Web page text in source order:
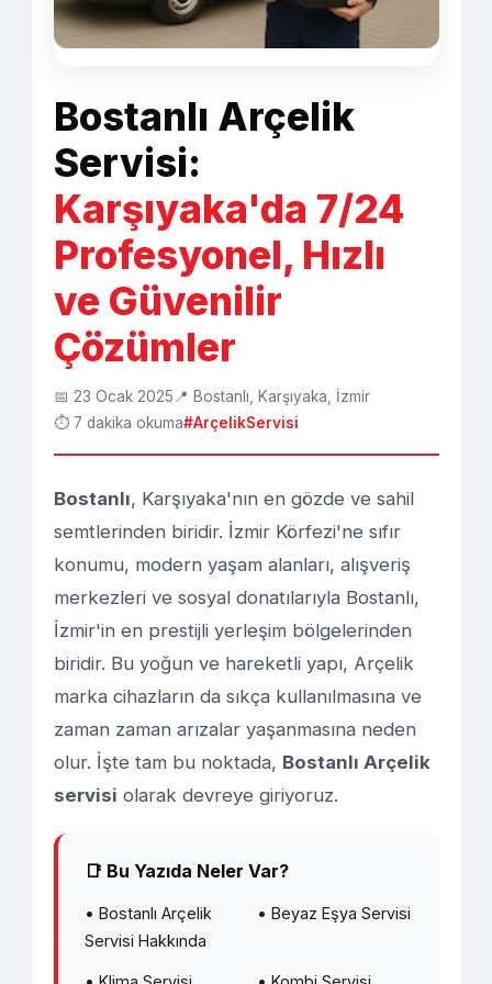
Bostanlı Arçelik
Servisi:
Karşıyaka'da 7/24
Profesyonel, Hızlı
ve Güvenilir
Çözümler
📅 23 Ocak 2025 📍 Bostanlı, Karşıyaka, İzmir
⏱️ 7 dakika okuma#ArçelikServisi
Bostanlı, Karşıyaka'nın en gözde ve sahil
semtlerinden biridir. İzmir Körfezi'ne sıfır
konumu, modern yaşam alanları, alışveriş
merkezleri ve sosyal donatılarıyla Bostanlı,
İzmir'in en prestijli yerleşim bölgelerinden
biridir. Bu yoğun ve hareketli yapı, Arçelik
marka cihazların da sıkça kullanılmasına ve
zaman zaman arızalar yaşanmasına neden
olur. İşte tam bu noktada, Bostanlı Arçelik
servisi olarak devreye giriyoruz.
📑 Bu Yazıda Neler Var?
• Bostanlı Arçelik
Servisi Hakkında
• Beyaz Eşya Servisi